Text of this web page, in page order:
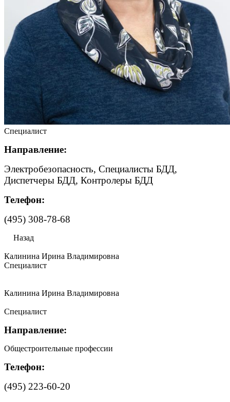
Специалист
Направление:
Электробезопасность, Специалисты БДД,
Диспетчеры БДД, Контролеры БДД
Телефон:
(495) 308-78-68
Назад
Калинина Ирина Владимировна
Специалист
Калинина Ирина Владимировна
Специалист
Направление:
Общестроительные профессии
Телефон:
(495) 223-60-20